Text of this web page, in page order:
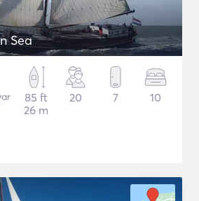
Sea
85 ft
26 m
20 7 10